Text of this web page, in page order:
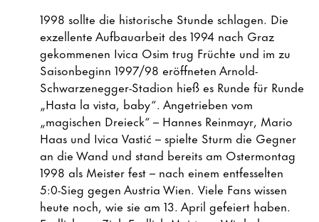
1998 sollte die historische Stunde schlagen. Die
exzellente Aufbauarbeit des 1994 nach Graz
gekommenen Ivica Osim trug Früchte und im zu
Saisonbeginn 1997/98 eröffneten Arnold-
Schwarzenegger-Stadion hieß es Runde für Runde
„Hasta la vista, baby“. Angetrieben vom
„magischen Dreieck“ – Hannes Reinmayr, Mario
Haas und Ivica Vastić – spielte Sturm die Gegner
an die Wand und stand bereits am Ostermontag
1998 als Meister fest – nach einem entfesselten
5:0-Sieg gegen Austria Wien. Viele Fans wissen
heute noch, wie sie am 13. April gefeiert haben.